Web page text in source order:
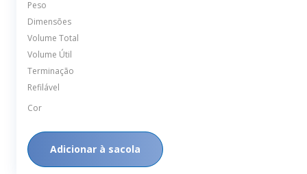
Peso
Dimensões
Volume Total
Volume Útil
Terminação
Refilável
Cor
Adicionar à sacola